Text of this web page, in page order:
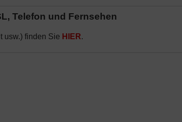
Telefon und Fernsehen
usw.) finden Sie HIER.